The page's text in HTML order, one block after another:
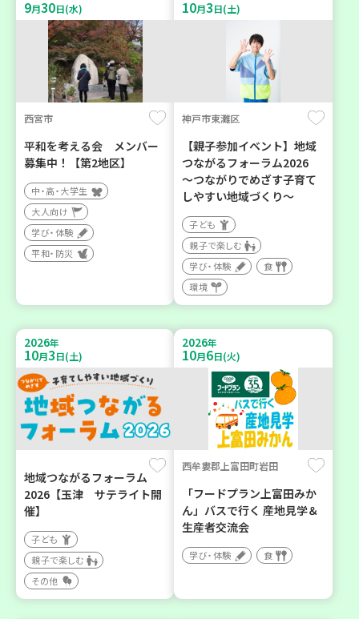
9月30日(水)
西宮市
平和を考える会 メンバー
募集中！【第2地区】
中・高・大学生
大人向け
学び・体験
平和・防災
10月3日(土)
神戸市東灘区
【親子参加イベント】地域
つながるフォーラム2026
～つながりでめざす子育て
しやすい地域づくり～
子ども
親子で楽しむ
学び・体験
食
環境
2026年
10月3日(土)
地域つながるフォーラム
2026【玉津 サテライト開
催】
子ども
親子で楽しむ
その他
2026年
10月6日(火)
西牟婁郡上富田町岩田
「フードプラン上富田みか
ん」バスで行く 産地見学＆
生産者交流会
学び・体験 食